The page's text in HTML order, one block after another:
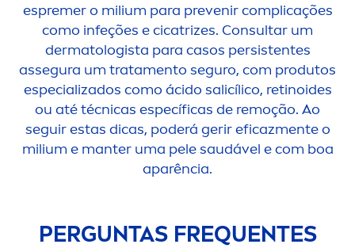
espremer o milium para prevenir complicações
como infeções e cicatrizes. Consultar um
dermatologista para casos persistentes
assegura um tratamento seguro, com produtos
especializados como ácido salicílico, retinoides
ou até técnicas específicas de remoção. Ao
seguir estas dicas, poderá gerir eficazmente o
milium e manter uma pele saudável e com boa
aparência.
PERGUNTAS FREQUENTES